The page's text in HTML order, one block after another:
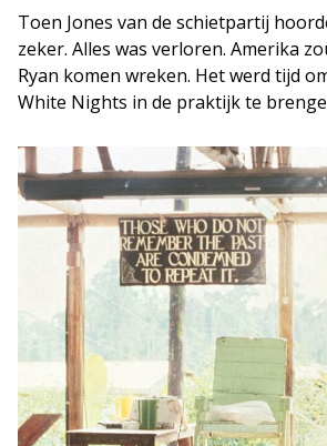
Toen Jones van de schietpartij
zeker. Alles was verloren. Amerika
Ryan komen wreken. Het werd tijd
White Nights in de praktijk te